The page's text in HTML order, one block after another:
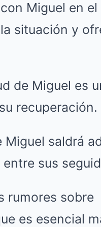
Miguel en el
situación y
de Miguel es
recuperación.
saldrá
sus
rumores sobre
es esencial